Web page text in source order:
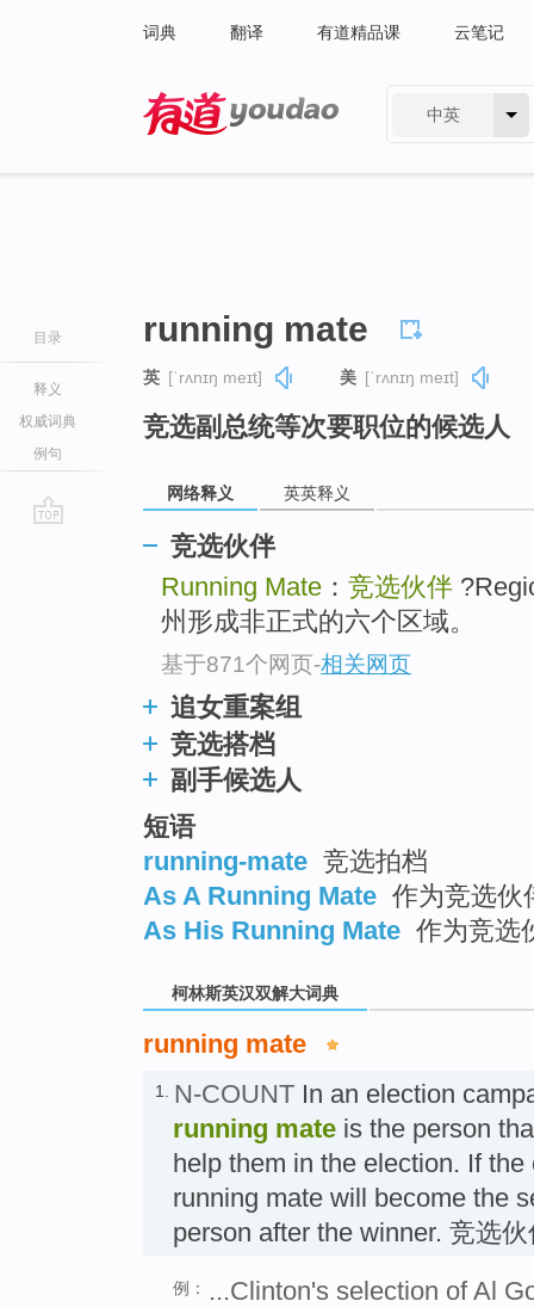
词典 翻译 有道精品课 云笔记
中英
目录
释义
权威词典
例句
running mate
英 [ˈrʌnɪŋ meɪt] 美 [ˈrʌnɪŋ meɪt]
竞选副总统等次要职位的候选人
网络释义 英英释义
竞选伙伴
Running Mate ： 竞选伙伴
州形成非正式的六个区域。
基于871个网页-相关网页
追女重案组
竞选搭档
副手候选人
短语
running-mate 竞选拍档
As A Running Mate 作为竞选伙
As His Running Mate 作为竞选
柯林斯英汉双解大词典
running mate
1. N-COUNT In an election
running mate is the person
help them in the election. If
running mate will become the
person after the winner. 竞选
例：
...Clinton's selection of Al